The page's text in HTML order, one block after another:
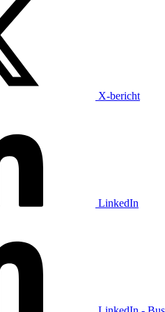
X-bericht
LinkedIn